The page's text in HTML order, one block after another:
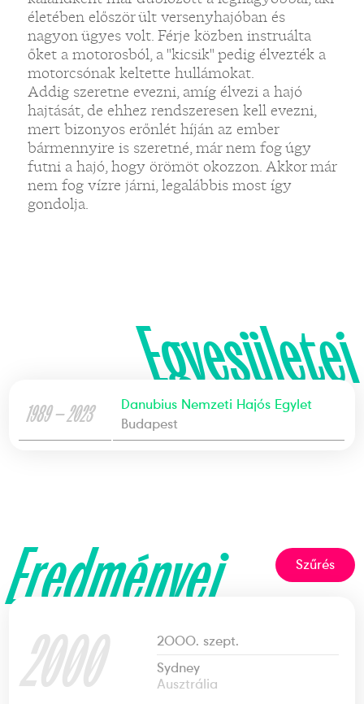
életében először ült versenyhajóban és
nagyon ügyes volt. Férje közben instruálta
őket a motorosból, a "kicsik" pedig élvezték a
motorcsónak keltette hullámokat.
Addig szeretne evezni, amíg élvezi a hajó
hajtását, de ehhez rendszeresen kell evezni,
mert bizonyos erőnlét híján az ember
bármennyire is szeretné, már nem fog úgy
futni a hajó, hogy örömöt okozzon. Akkor már
nem fog vízre járni, legalábbis most így
gondolja.
Egyesületei
1989 — 2023
Danubius Nemzeti Hajós Egylet
Budapest
Eredményei Szűrés
2000
2000. szept.
Sydney
Ausztrália